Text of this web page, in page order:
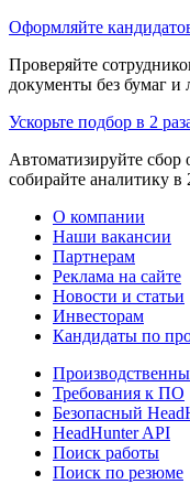
Оформляйте
Проверяйте
документы без бумаг и
Ускорьте подбор в 2
Автоматизируйте сбор
собирайте аналитику в
О компании
Наши вакансии
Партнерам
Реклама на сайте
Новости и статьи
Инвесторам
Кандидаты по
Требования к ПО
Безопасный
HeadHunter API
Поиск работы
Поиск по резюме